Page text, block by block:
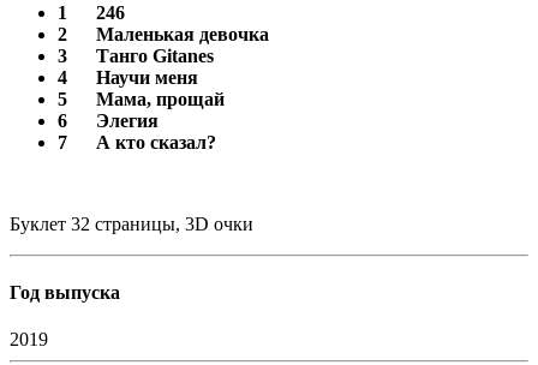
1
246
2
Маленькая девочка
3
Танго Gitanes
4
Научи меня
5
Мама, прощай
6
Элегия
7
А кто сказал?
Буклет 32 страницы, 3D очки
Год выпуска
2019